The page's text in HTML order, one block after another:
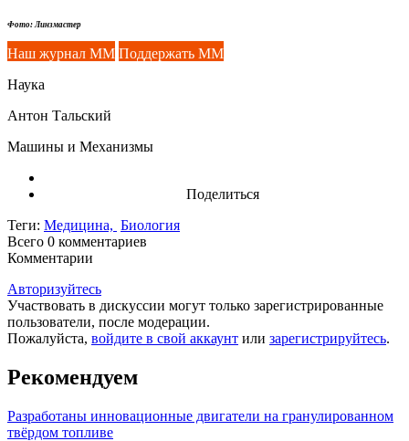
Фото: Линзмастер
Наш журнал ММ Поддержать ММ
Наука
Антон Тальский
Машины и Механизмы
Поделиться
Теги: Медицина, Биология
Всего 0 комментариев
Комментарии
Авторизуйтесь
Участвовать в дискуссии могут только зарегистрированные
пользователи, после модерации.
Пожалуйста, войдите в свой аккаунт или зарегистрируйтесь.
Рекомендуем
Разработаны инновационные двигатели на гранулированном
твёрдом топливе